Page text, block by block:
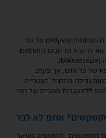
להתפתחות קשקשים על עור
הנקרא גם סבום (sebum
)
(
Malsassezia
).
של כל אדם, אך בקרב
גדולה מהרגיל. הפטרייה
להצטברות מוגברת של תאי
אתם לא לבד
סובלים מקשקשים. קשקשים בשיער